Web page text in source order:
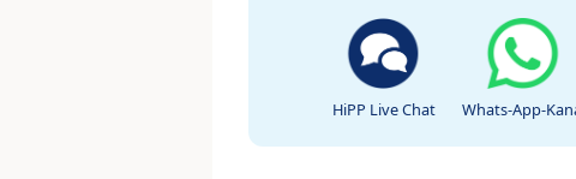
HiPP Live Chat Whats-App-